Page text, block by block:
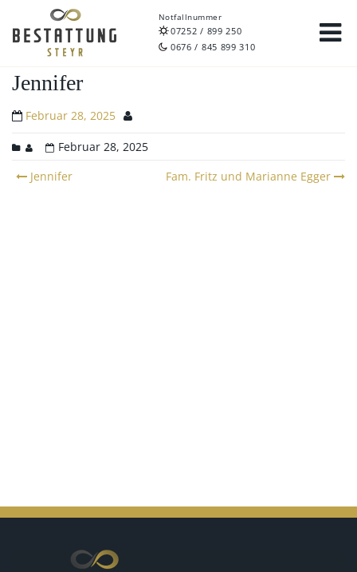
Notfallnummer
07252 / 899 250
0676 / 845 899 310
Jennifer
Februar 28, 2025
Februar 28, 2025
Post
Jennifer Fam. Fritz und Marianne Egger